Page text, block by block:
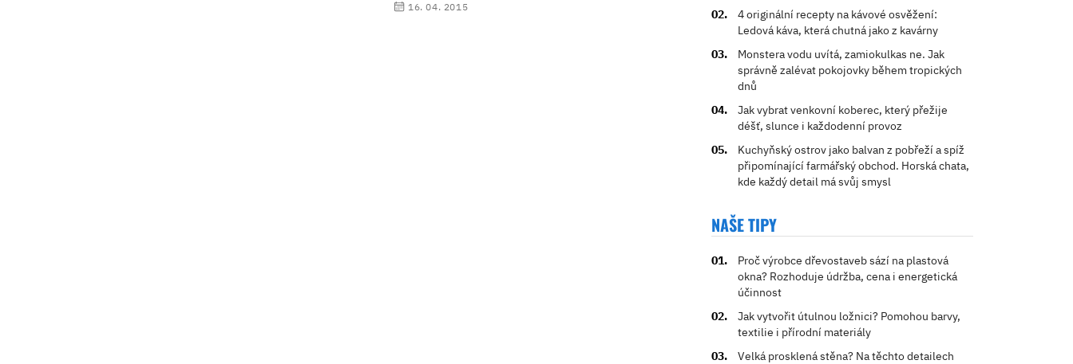
16. 04. 2015
4 originální recepty na kávové osvěžení:
Ledová káva, která chutná jako z kavárny
Monstera vodu uvítá, zamiokulkas ne. Jak
správně zalévat pokojovky během tropických
dnů
Jak vybrat venkovní koberec, který přežije
déšť, slunce i každodenní provoz
Kuchyňský ostrov jako balvan z pobřeží a spíž
připomínající farmářský obchod. Horská chata,
kde každý detail má svůj smysl
NAŠE TIPY
Proč výrobce dřevostaveb sází na plastová
okna? Rozhoduje údržba, cena i energetická
účinnost
Jak vytvořit útulnou ložnici? Pomohou barvy,
textilie i přírodní materiály
Velká prosklená stěna? Na těchto detailech